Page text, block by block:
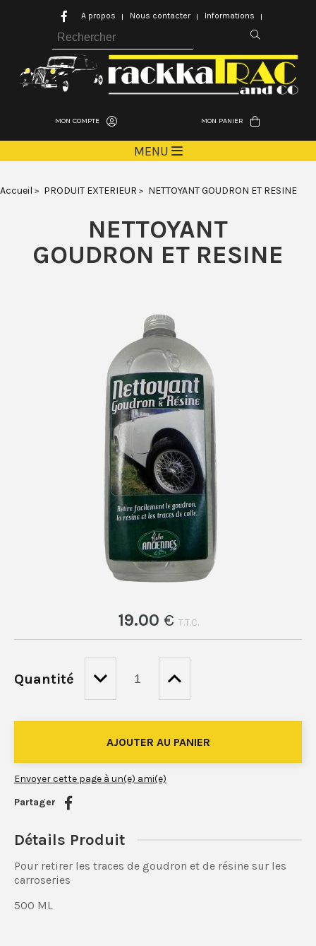
MON COMPTE MON PANIER
MENU
Accueil PRODUIT EXTERIEUR NETTOYANT GOUDRON ET RESINE
NETTOYANT
GOUDRON ET RESINE
19.00 € T.T.C.
Quantité
Envoyer cette page à un(e) ami(e)
Partager
Détails Produit
Pour retirer les traces de goudron et de résine sur les
carroseries
500 ML
A propos Nous contacter Informations